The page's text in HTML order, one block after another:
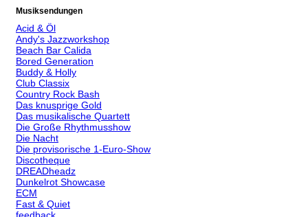
Musiksendungen
Acid & Öl
Andy's Jazzworkshop
Beach Bar Calida
Bored Generation
Buddy & Holly
Club Classix
Country Rock Bash
Das knusprige Gold
Das musikalische Quartett
Die Große Rhythmusshow
Die Nacht
Die provisorische 1-Euro-Show
Discotheque
DREADheadz
Dunkelrot Showcase
ECM
Fast & Quiet